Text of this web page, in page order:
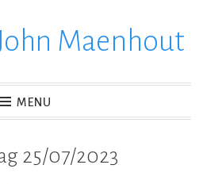
Maenhout
MENU
25/07/2023